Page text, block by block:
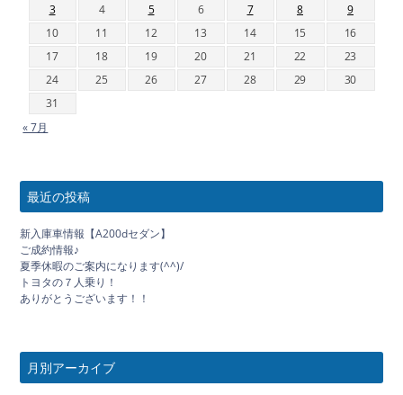
3
4 5 6 7 8
9
10
11 12 13 14 15
16
17
18 19 20 21 22
23
24
25 26 27 28 29
30
31
« 7月
最近の投稿
新入庫車情報【A200dセダン】
ご成約情報♪
夏季休暇のご案内になります(^^)/
トヨタの７人乗り！
ありがとうございます！！
月別アーカイブ